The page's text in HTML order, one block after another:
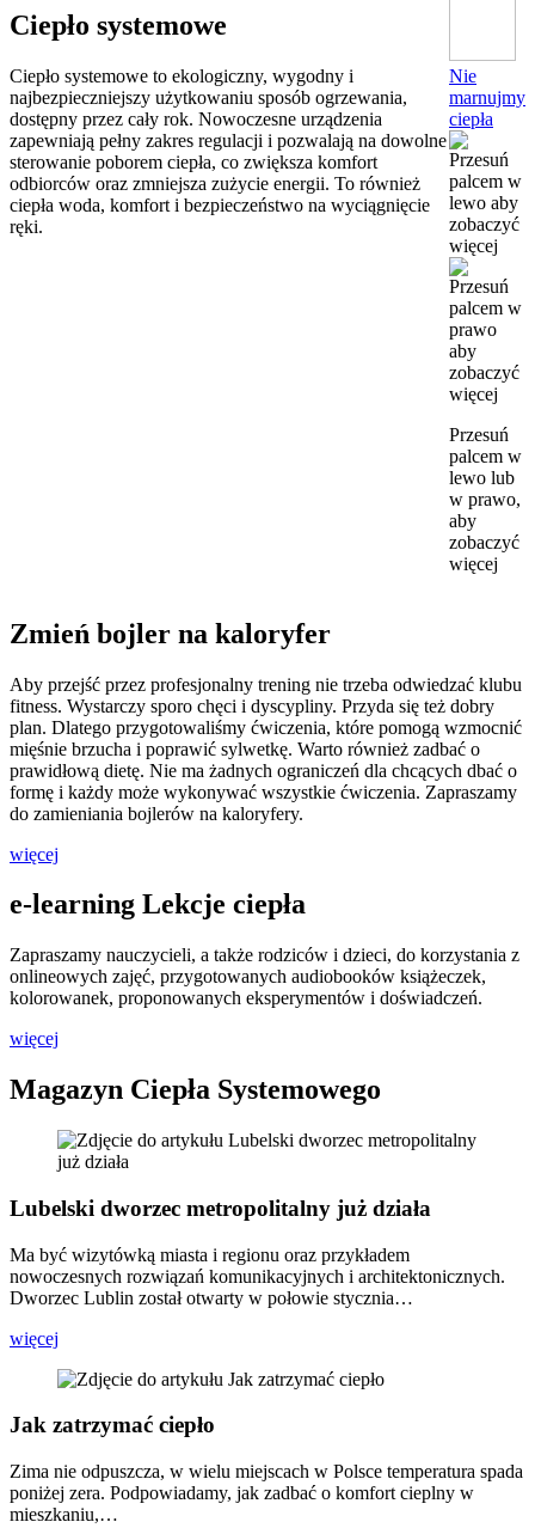
Ciepło systemowe
Ciepło systemowe to ekologiczny, wygodny i
najbezpieczniejszy użytkowaniu sposób ogrzewania,
dostępny przez cały rok. Nowoczesne urządzenia
zapewniają pełny zakres regulacji i pozwalają na dowolne
sterowanie poborem ciepła, co zwiększa komfort
odbiorców oraz zmniejsza zużycie energii. To również
ciepła woda, komfort i bezpieczeństwo na wyciągnięcie
ręki.
Nie
marnujmy
ciepła
Przesuń
palcem w
lewo lub
w prawo,
aby
zobaczyć
więcej
Zmień bojler na kaloryfer
Aby przejść przez profesjonalny trening nie trzeba odwiedzać klubu
fitness. Wystarczy sporo chęci i dyscypliny. Przyda się też dobry
plan. Dlatego przygotowaliśmy ćwiczenia, które pomogą wzmocnić
mięśnie brzucha i poprawić sylwetkę. Warto również zadbać o
prawidłową dietę. Nie ma żadnych ograniczeń dla chcących dbać o
formę i każdy może wykonywać wszystkie ćwiczenia. Zapraszamy
do zamieniania bojlerów na kaloryfery.
więcej
e-learning Lekcje ciepła
Zapraszamy nauczycieli, a także rodziców i dzieci, do korzystania z
onlineowych zajęć, przygotowanych audiobooków książeczek,
kolorowanek, proponowanych eksperymentów i doświadczeń.
więcej
Magazyn Ciepła Systemowego
Lubelski dworzec metropolitalny już działa
Ma być wizytówką miasta i regionu oraz przykładem
nowoczesnych rozwiązań komunikacyjnych i architektonicznych.
Dworzec Lublin został otwarty w połowie stycznia…
więcej
Jak zatrzymać ciepło
Zima nie odpuszcza, w wielu miejscach w Polsce temperatura spada
poniżej zera. Podpowiadamy, jak zadbać o komfort cieplny w
mieszkaniu,…